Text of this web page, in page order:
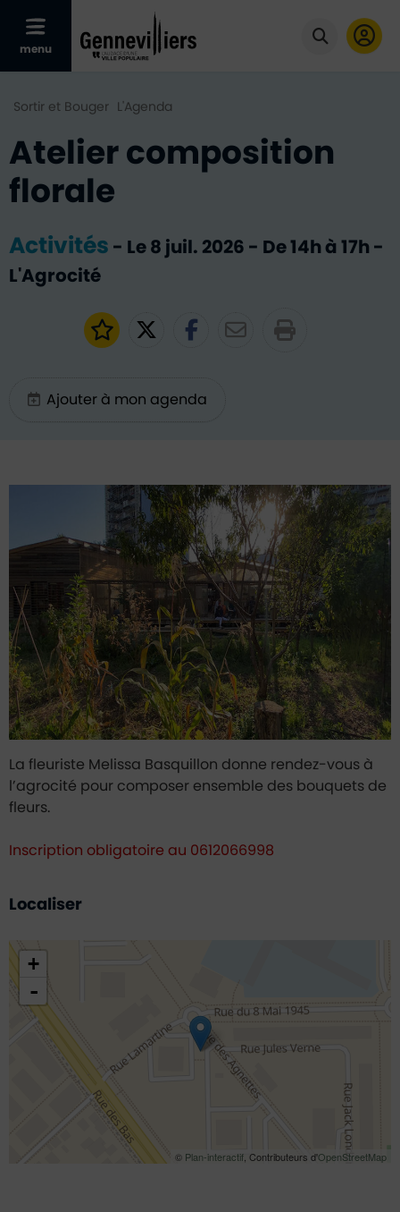
Afficher le menu mobile
menu Cliquer
Sortir et Bouger L'Agenda
Atelier composition
florale
Activités - Le 8 juil. 2026 - De 14h à 17h -
L'Agrocité
Ajouter aux favoris
Partager sur Twitter
Partager sur
Partager par
Ajouter à mon agenda
Contenu de l'événement
La fleuriste Melissa Basquillon donne rendez-vous à
l’agrocité pour composer ensemble des bouquets de
fleurs.
Inscription obligatoire au 0612066998
Localiser
48.921558,2.288798
+
-
© Plan-interactif , Contributeurs d'OpenStreetMap